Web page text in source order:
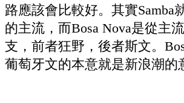
路應該會比較好。其實Samba
的主流，而Bosa Nova是從主
支，前者狂野，後者斯文。
葡萄牙文的本意就是新浪潮的